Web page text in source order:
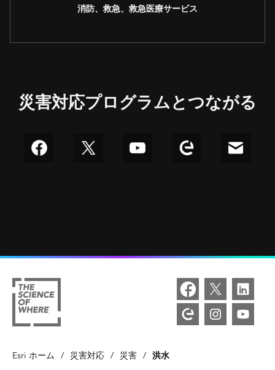
消防、救急、救急医療サービス
災害対応プログラムとつながる
Esri ホーム / 災害対応 / 災害 / 洪水